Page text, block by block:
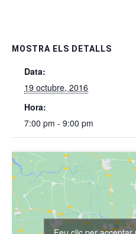
MOSTRA ELS DETALLS
Data:
19 octubre, 2016
Hora:
7:00 pm - 9:00 pm